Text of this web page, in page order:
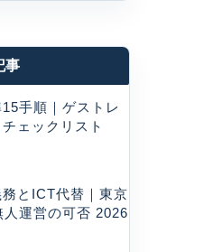
事
手順｜ゲストレ
ェックリスト
とICT代替｜東京
人運営の可否 2026